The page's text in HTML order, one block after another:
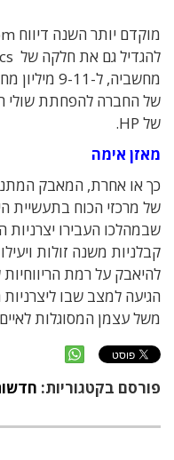
מחשביה, ל-
של החברה להפחתת שולי
של HP.
מאזן אימה
כך או אחרת, המאבק
של מרכזי הכוח בתעשיית
קבלניות משנה זולות
להיאבק על רמת
הגיעה למצב שבו
משל עצמן המסוגלות
פורסם בקטגוריות: